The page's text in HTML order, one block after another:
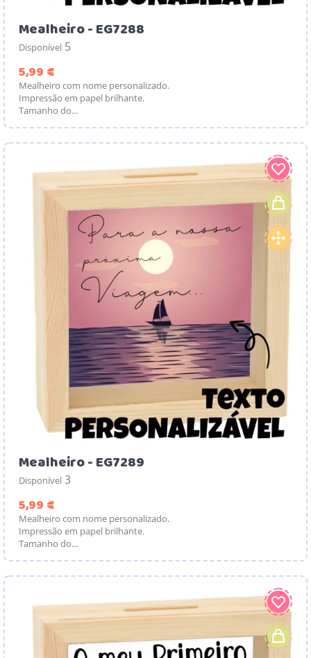
Mealheiro - EG7288
Disponível 5
5,99 €
Mealheiro com nome personalizado.
Impressão em papel brilhante.
Tamanho do...
Mealheiro - EG7289
Disponível 3
5,99 €
Mealheiro com nome personalizado.
Impressão em papel brilhante.
Tamanho do...